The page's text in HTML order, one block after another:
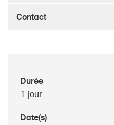
École
À propos du BPA
Médias
Politique
Contact
Durée
1 jour
Date(s)